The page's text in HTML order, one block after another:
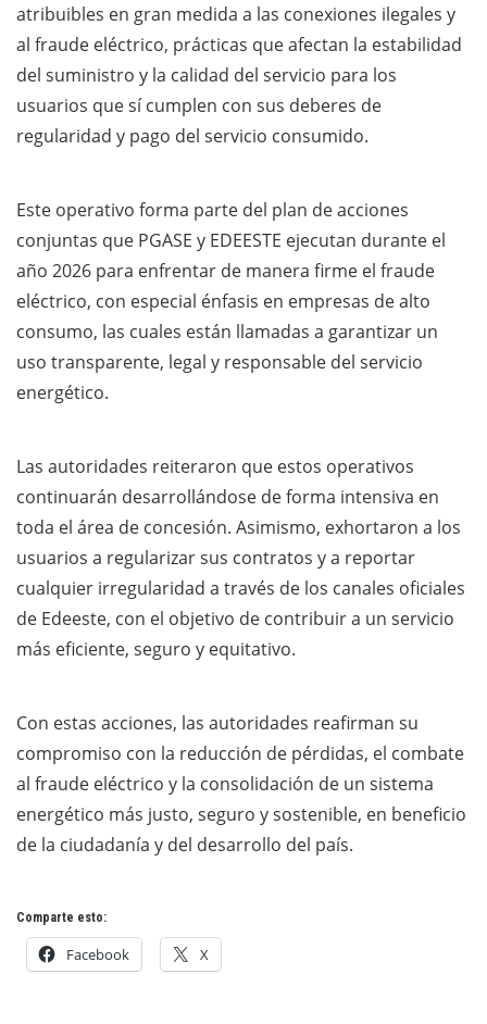
atribuibles en gran medida a las conexiones ilegales y
al fraude eléctrico, prácticas que afectan la estabilidad
del suministro y la calidad del servicio para los
usuarios que sí cumplen con sus deberes de
regularidad y pago del servicio consumido.
Este operativo forma parte del plan de acciones
conjuntas que PGASE y EDEESTE ejecutan durante el
año 2026 para enfrentar de manera firme el fraude
eléctrico, con especial énfasis en empresas de alto
consumo, las cuales están llamadas a garantizar un
uso transparente, legal y responsable del servicio
energético.
Las autoridades reiteraron que estos operativos
continuarán desarrollándose de forma intensiva en
toda el área de concesión. Asimismo, exhortaron a los
usuarios a regularizar sus contratos y a reportar
cualquier irregularidad a través de los canales oficiales
de Edeeste, con el objetivo de contribuir a un servicio
más eficiente, seguro y equitativo.
Con estas acciones, las autoridades reafirman su
compromiso con la reducción de pérdidas, el combate
al fraude eléctrico y la consolidación de un sistema
energético más justo, seguro y sostenible, en beneficio
de la ciudadanía y del desarrollo del país.
Comparte esto:
Facebook X